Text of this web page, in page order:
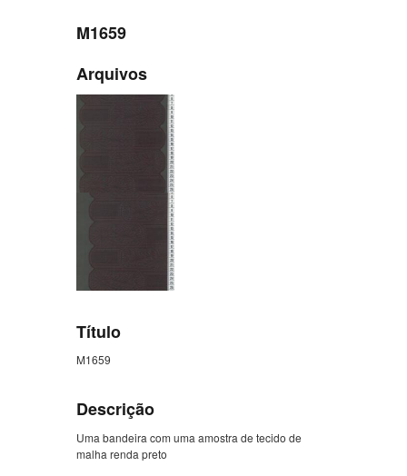
M1659
Arquivos
Título
M1659
Descrição
Uma bandeira com uma amostra de tecido de
malha renda preto